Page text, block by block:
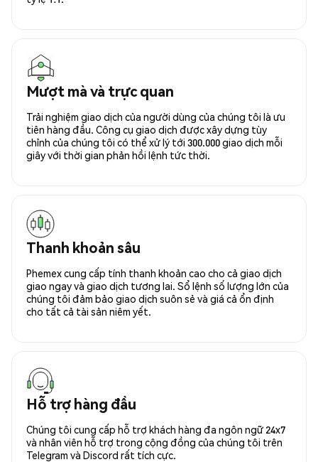
Mượt mà và trực quan
Trải nghiệm giao dịch của người dùng của chúng tôi là ưu
tiên hàng đầu. Công cụ giao dịch được xây dựng tùy
chỉnh của chúng tôi có thể xử lý tới 300.000 giao dịch mỗi
giây với thời gian phản hồi lệnh tức thời.
Thanh khoản sâu
Phemex cung cấp tính thanh khoản cao cho cả giao dịch
giao ngay và giao dịch tương lai. Sổ lệnh số lượng lớn của
chúng tôi đảm bảo giao dịch suôn sẻ và giá cả ổn định
cho tất cả tài sản niêm yết.
Hỗ trợ hàng đầu
Chúng tôi cung cấp hỗ trợ khách hàng đa ngôn ngữ 24x7
và nhân viên hỗ trợ trong cộng đồng của chúng tôi trên
Telegram và Discord rất tích cực.